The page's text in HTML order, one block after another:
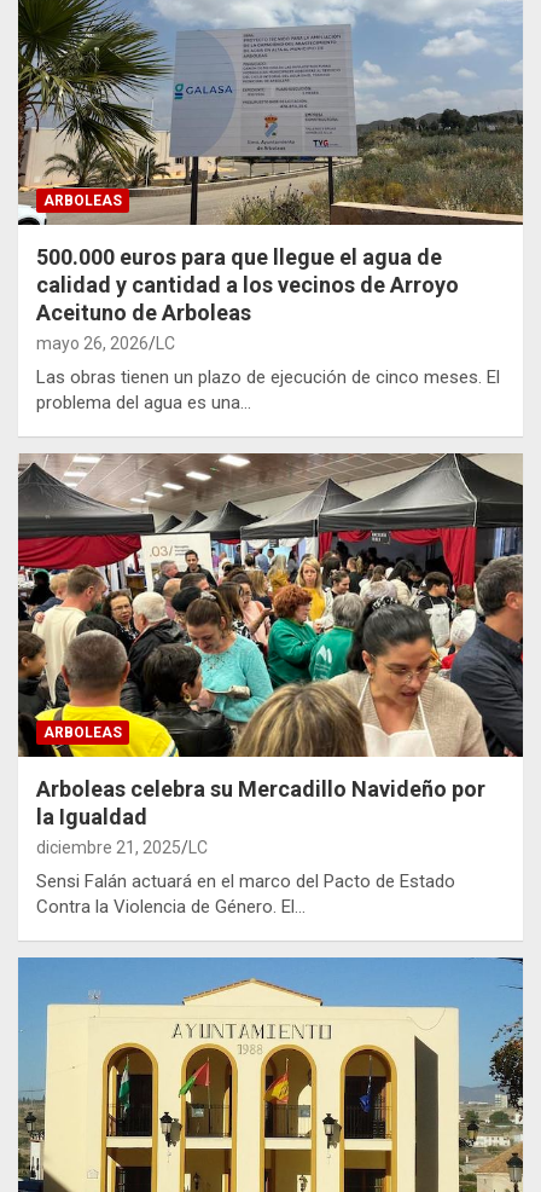
ARBOLEAS
500.000 euros para que llegue el agua de
calidad y cantidad a los vecinos de Arroyo
Aceituno de Arboleas
mayo 26, 2026 LC
Las obras tienen un plazo de ejecución de cinco meses. El
problema del agua es una…
ARBOLEAS
Arboleas celebra su Mercadillo Navideño por
la Igualdad
diciembre 21, 2025 LC
Sensi Falán actuará en el marco del Pacto de Estado
Contra la Violencia de Género. El…